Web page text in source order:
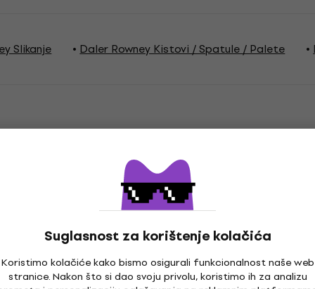
Suglasnost za korištenje kolačića
Koristimo kolačiće kako bismo osigurali funkcionalnost naše web
stranice. Nakon što si dao svoju privolu, koristimo ih za analizu
Slikanje Daler Rowney Kistovi / Spatule / Palete